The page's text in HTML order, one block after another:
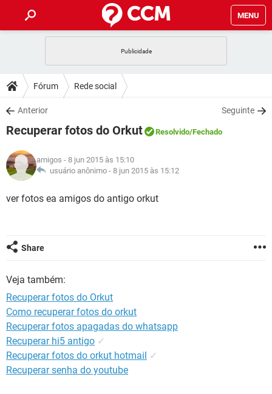
MENU
CELULAR
OUTLOOK
INSTAGRAM GMAIL
GUIA DE COMPRAS
DICAS
JOGOS
INSTAGRAM
GUIA DE COMPRAS
DOWNLOADS
JOGOS WHATSAPP
CELULAR
OUTLOOK EXCEL
INSTAGRAM GMAIL
FÓRUM
JOGOS
CELULAR
OUTLOOK EXCEL
GUIA DE COMPRAS
GLOSSÁRIO
JOGOS WHATSAPP
INSTAGRAM
GUIA DE COMPRAS
Fórum Rede social
Anterior Seguinte
Recuperar fotos do Orkut Resolvido/Fechado
amigos - 8 jun 2015 às 15:10
usuário anônimo - 8 jun 2015 às 15:12
ver fotos ea amigos do antigo orkut
Share
Veja também:
Recuperar fotos do Orkut
Como recuperar fotos do orkut
Recuperar fotos apagadas do whatsapp
Recuperar hi5 antigo ✓
Recuperar fotos do orkut hotmail ✓
Recuperar senha do youtube